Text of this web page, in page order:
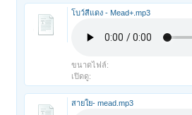
โบว์สีแดง - Mead+.mp3
ขนาดไฟล์:
เปิดดู:
สายใย- mead.mp3